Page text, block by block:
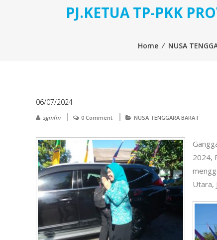
PJ.KETUA TP-PKK
Home ⁄ NUSA
06/07/2024
sgmfm 0 Comment NUSA TENGGARA BARAT
2024,
Utara,